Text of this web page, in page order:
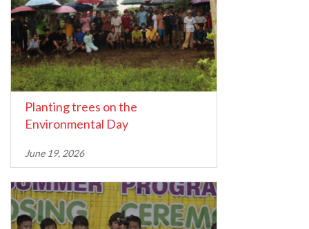
Planting trees on the
Environmental Day
June 19, 2026